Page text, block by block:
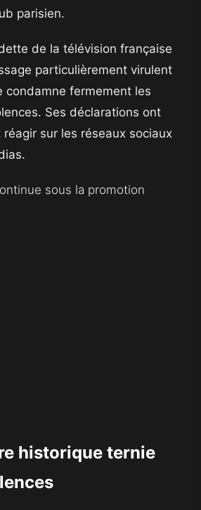
parisien.
de la télévision française
particulièrement virulent
condamne fermement les
Ses déclarations ont
sur les réseaux sociaux
sous la promotion
historique ternie